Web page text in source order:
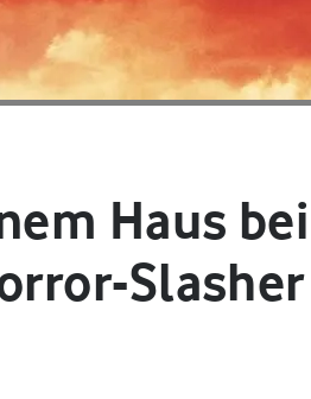
Haus
Slasher